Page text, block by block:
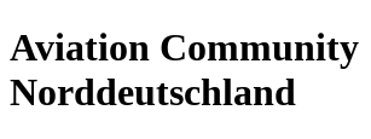
Aviation Community
Norddeutschland